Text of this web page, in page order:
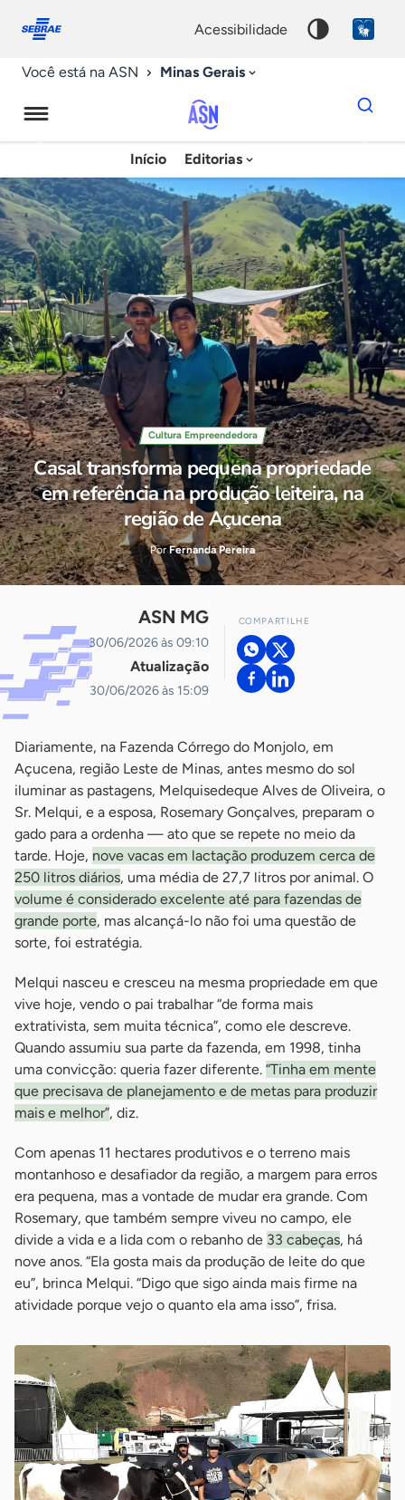
conosco
acessibilidade
Você está na ASN Minas Gerais
Agência
Sebrae
de
Notícias
Início Editorias
Dados
para
chave
Cultura Empreendedora
Casal transforma pequena propriedade
em referência na produção leiteira, na
região de Açucena
PorFernanda Pereira
ASN MG
30/06/2026 às 09:10
Atualização
30/06/2026 às 15:09
COMPARTILHE
Diariamente, na Fazenda Córrego do Monjolo, em
Açucena, região Leste de Minas, antes mesmo do sol
iluminar as pastagens, Melquisedeque Alves de Oliveira, o
Sr. Melqui, e a esposa, Rosemary Gonçalves, preparam o
gado para a ordenha — ato que se repete no meio da
tarde. Hoje, nove vacas em lactação produzem cerca de
250 litros diários, uma média de 27,7 litros por animal. O
volume é considerado excelente até para fazendas de
grande porte, mas alcançá-lo não foi uma questão de
sorte, foi estratégia.
Melqui nasceu e cresceu na mesma propriedade em que
vive hoje, vendo o pai trabalhar “de forma mais
extrativista, sem muita técnica”, como ele descreve.
Quando assumiu sua parte da fazenda, em 1998, tinha
uma convicção: queria fazer diferente. “Tinha em mente
que precisava de planejamento e de metas para produzir
mais e melhor”, diz.
Com apenas 11 hectares produtivos e o terreno mais
montanhoso e desafiador da região, a margem para erros
era pequena, mas a vontade de mudar era grande. Com
Rosemary, que também sempre viveu no campo, ele
divide a vida e a lida com o rebanho de 33 cabeças, há
nove anos. “Ela gosta mais da produção de leite do que
eu”, brinca Melqui. “Digo que sigo ainda mais firme na
atividade porque vejo o quanto ela ama isso”, frisa.